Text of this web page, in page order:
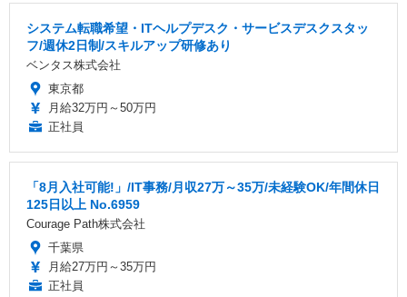
システム転職希望・ITヘルプデスク・サービスデスクスタッ
フ/週休2日制/スキルアップ研修あり
ベンタス株式会社
東京都
月給32万円～50万円
正社員
「8月入社可能!」/IT事務/月収27万～35万/未経験OK/年間休日
125日以上 No.6959
Courage Path株式会社
千葉県
月給27万円～35万円
正社員